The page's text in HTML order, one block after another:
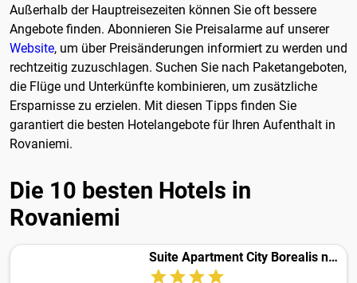
Außerhalb der Hauptreisezeiten können Sie oft bessere
Angebote finden. Abonnieren Sie Preisalarme auf unserer
Website, um über Preisänderungen informiert zu werden und
rechtzeitig zuzuschlagen. Suchen Sie nach Paketangeboten,
die Flüge und Unterkünfte kombinieren, um zusätzliche
Ersparnisse zu erzielen. Mit diesen Tipps finden Sie
garantiert die besten Hotelangebote für Ihren Aufenthalt in
Rovaniemi.
Die 10 besten Hotels in
Rovaniemi
Suite Apartment City Borealis near center, Free Onsite Parking, WiFi